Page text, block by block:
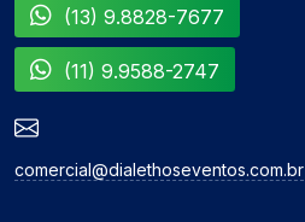
(13) 9.8828-7677
(11) 9.9588-2747
comercial@dialethoseventos.com.br